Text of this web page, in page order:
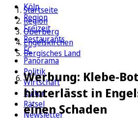
Köln
Region
Freizeit
Restaurants
FC
Panorama
Politik
Wirtschaft
Kultur
Rätsel
Newsletter
Startseite
Region
Oberberg
Engelskirchen
Bergisches Land
Werbung: Klebe-
hinterlässt in
einen Schaden